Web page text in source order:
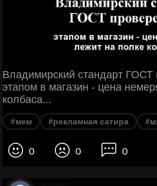
Владимирский стандарт ГОСТ
этапом в магазин - цена
колбаса...
#мем #рекламная сатира
0 0 0